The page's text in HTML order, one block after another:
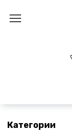
содержанию
Категории